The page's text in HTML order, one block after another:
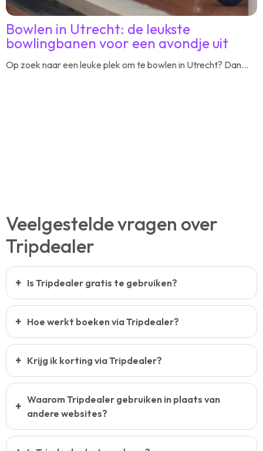
Bowlen in Utrecht: de leukste
bowlingbanen voor een avondje uit
Op zoek naar een leuke plek om te bowlen in Utrecht? Dan...
Veelgestelde vragen over
Tripdealer
Is Tripdealer gratis te gebruiken?
Hoe werkt boeken via Tripdealer?
Krijg ik korting via Tripdealer?
Waarom Tripdealer gebruiken in plaats van
andere websites?